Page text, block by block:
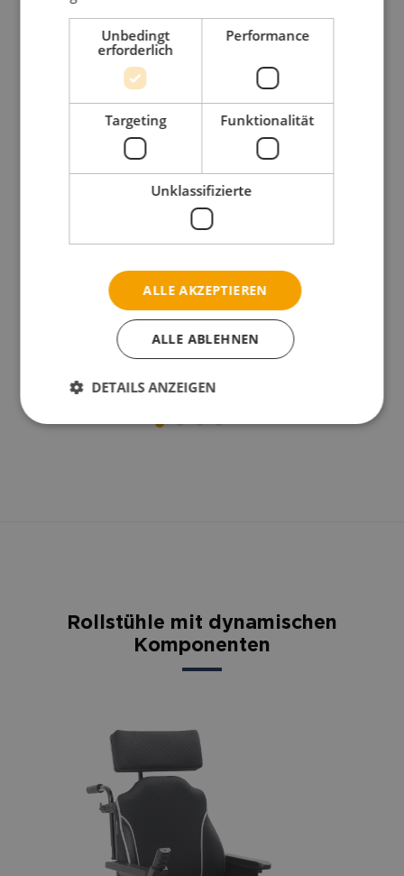
Netti Dynamic CED
Kompakt mit vielen Zubehörsoptionen
WEITERLESEN
Rollstühle mit dynamischen
Komponenten
Unbedingt
erforderlich
Performance
Targeting Funktionalität
Unklassifizierte
ALLE AKZEPTIEREN
ALLE ABLEHNEN
DETAILS ANZEIGEN